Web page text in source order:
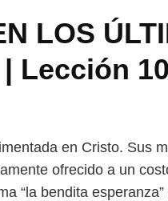
LOS
| Lección
en Cristo. Sus
ofrecido a un
“la bendita